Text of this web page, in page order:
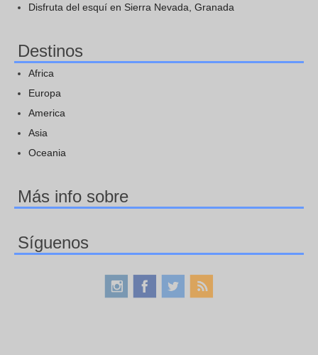
Disfruta del esquí en Sierra Nevada, Granada
Destinos
Africa
Europa
America
Asia
Oceania
Más info sobre
Síguenos